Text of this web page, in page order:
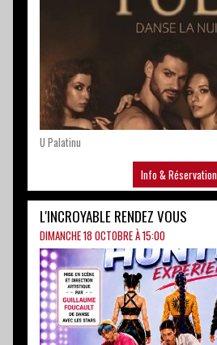
Info & Réservations
L'INCROYABLE RENDEZ VOUS
DIMANCHE 18 OCTOBRE À 15:00
U Palatinu